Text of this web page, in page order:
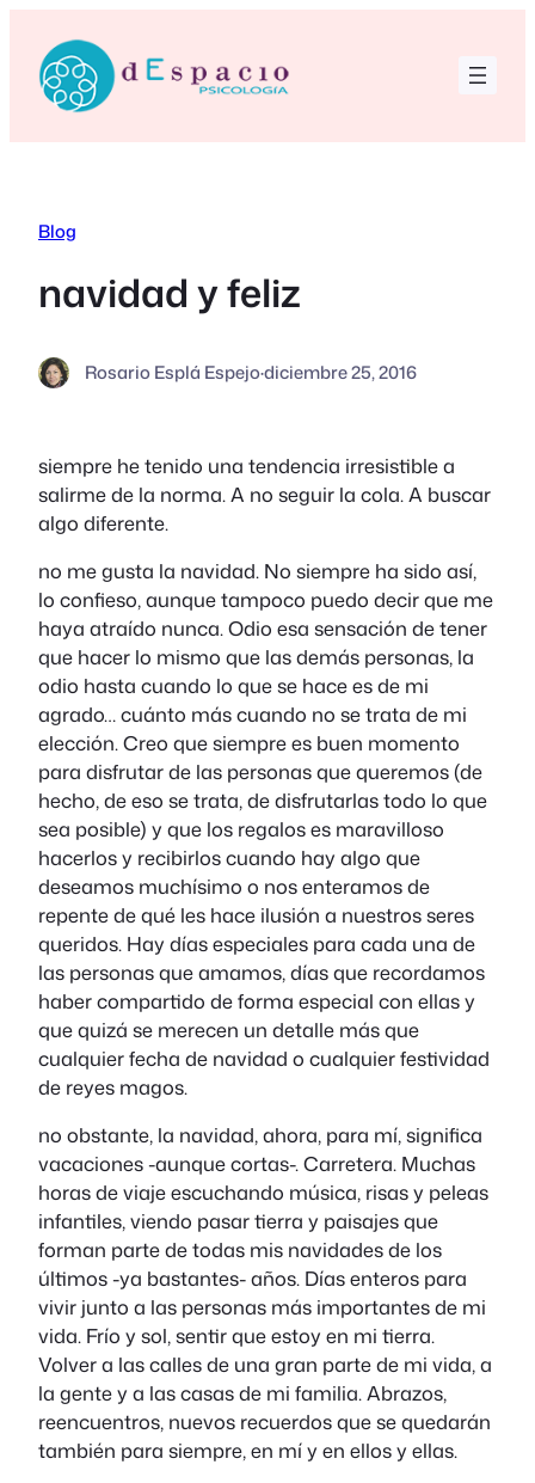
contenido
Blog
navidad y feliz
Rosario Esplá Espejo·diciembre 25, 2016
siempre he tenido una tendencia irresistible a
salirme de la norma. A no seguir la cola. A buscar
algo diferente.
no me gusta la navidad. No siempre ha sido así,
lo confieso, aunque tampoco puedo decir que me
haya atraído nunca. Odio esa sensación de tener
que hacer lo mismo que las demás personas, la
odio hasta cuando lo que se hace es de mi
agrado… cuánto más cuando no se trata de mi
elección. Creo que siempre es buen momento
para disfrutar de las personas que queremos (de
hecho, de eso se trata, de disfrutarlas todo lo que
sea posible) y que los regalos es maravilloso
hacerlos y recibirlos cuando hay algo que
deseamos muchísimo o nos enteramos de
repente de qué les hace ilusión a nuestros seres
queridos. Hay días especiales para cada una de
las personas que amamos, días que recordamos
haber compartido de forma especial con ellas y
que quizá se merecen un detalle más que
cualquier fecha de navidad o cualquier festividad
de reyes magos.
no obstante, la navidad, ahora, para mí, significa
vacaciones -aunque cortas-. Carretera. Muchas
horas de viaje escuchando música, risas y peleas
infantiles, viendo pasar tierra y paisajes que
forman parte de todas mis navidades de los
últimos -ya bastantes- años. Días enteros para
vivir junto a las personas más importantes de mi
vida. Frío y sol, sentir que estoy en mi tierra.
Volver a las calles de una gran parte de mi vida, a
la gente y a las casas de mi familia. Abrazos,
reencuentros, nuevos recuerdos que se quedarán
también para siempre, en mí y en ellos y ellas.